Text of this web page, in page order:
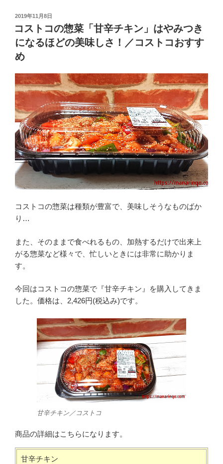
c
e
b
o
k
er
n
a
投
稿
日:
2019年11月8日
コストコの惣菜「甘辛チキン」はやみつき
になるほどの美味しさ！／コストコおすす
め
コストコの惣菜は種類が豊富で、美味しそうなものばか
り…
また、そのままで食べれるもの、加熱するだけで出来上
がる惣菜など様々で、忙しいときには非常に助かりま
す。
今回はコストコの惣菜で『甘辛チキン』を購入してきま
した。価格は、2,426円(税込み)です。
甘辛チキン／コストコ
商品の詳細はこちらになります。
甘辛チキン